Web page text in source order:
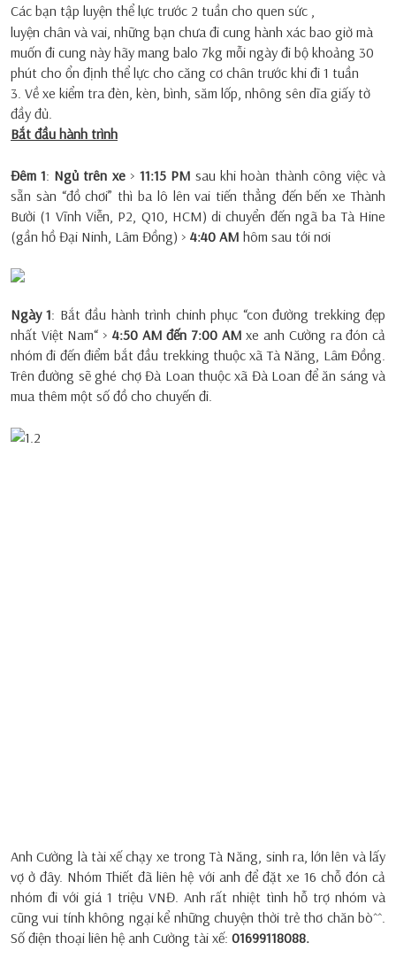
Các bạn tập luyện thể lực trước 2 tuần cho quen sức ,
luyện chân và vai, những bạn chưa đi cung hành xác bao giờ mà
muốn đi cung này hãy mang balo 7kg mỗi ngày đi bộ khoảng 30
phút cho ổn định thể lực cho căng cơ chân trước khi đi 1 tuần
3. Về xe kiểm tra đèn, kèn, bình, săm lốp, nhông sên dĩa giấy tờ
đầy đủ.
Bắt đầu hành trình
Đêm 1: Ngủ trên xe> 11:15 PMsau khi hoàn thành công việc và
sẵn sàn “đồ chơi” thì ba lô lên vai tiến thẳng đến bến xe Thành
Bưởi (1 Vĩnh Viễn, P2, Q10, HCM) di chuyển đến ngã ba Tà Hine
(gần hồ Đại Ninh, Lâm Đồng) > 4:40 AM hôm sau tới nơi
Ngày 1: Bắt đầu hành trình chinh phục “con đường trekking đẹp
nhất Việt Nam“ > 4:50 AM đến 7:00 AM xe anh Cường ra đón cả
nhóm đi đến điểm bắt đầu trekking thuộc xã Tà Năng, Lâm Đồng.
Trên đường sẽ ghé chợ Đà Loan thuộc xã Đà Loan để ăn sáng và
mua thêm một số đồ cho chuyến đi.
Anh Cường là tài xế chạy xe trong Tà Năng, sinh ra, lớn lên và lấy
vợ ở đây. Nhóm Thiết đã liên hệ với anh để đặt xe 16 chỗ đón cả
nhóm đi với giá 1 triệu VNĐ. Anh rất nhiệt tình hỗ trợ nhóm và
cũng vui tính không ngại kể những chuyện thời trẻ thơ chăn bò^^.
Số điện thoại liên hệ anh Cường tài xế: 01699118088.